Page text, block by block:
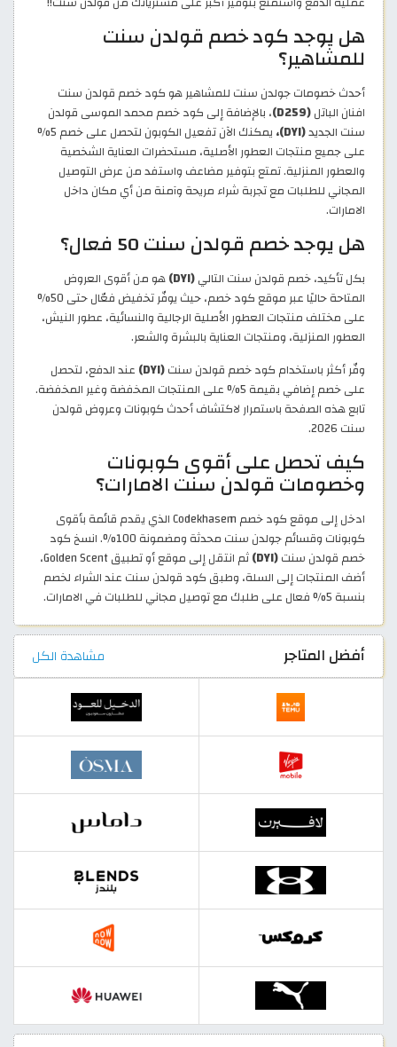
هل يوجد كود خصم قولدن سنت
للمشاهير؟
أحدث خصومات جولدن سنت للمشاهير هو كود خصم قولدن سنت
افنان الباتل(D259)
، بالإضافة إلى كود خصم محمد الموسى قولدن
سنت الجديد(DYI)،
يمكنك الآن تفعيل الكوبون لتحصل على خصم 5%
على جميع منتجات العطور الأصلية، مستحضرات العناية الشخصية
والعطور المنزلية. تمتع بتوفير مضاعف واستفد من عرض التوصيل
المجاني للطلبات مع تجربة شراء مريحة وآمنة من أي مكان داخل
الامارات.
هل يوجد خصم قولدن سنت 50 فعال؟
بكل تأكيد، خصم قولدن سنت التالي(DYI)
هو من أقوى العروض
المتاحة حاليًا عبر موقع كود خصم، حيث يوفّر تخفيض فعّال حتى 50%
على مختلف منتجات العطور الأصلية الرجالية والنسائية، عطور النيش،
العطور المنزلية، ومنتجات العناية بالبشرة والشعر.
وفّر أكثر باستخدام كود خصم قولدن سنت(DYI)
عند الدفع، لتحصل
على خصم إضافي بقيمة 5% على المنتجات المخفضة وغير المخفضة.
تابع هذه الصفحة باستمرار لاكتشاف أحدث كوبونات وعروض قولدن
سنت 2026.
كيف تحصل على أقوى كوبونات
وخصومات قولدن سنت الامارات؟
ادخل إلى موقع كود خصم Codekhasem الذي يقدم قائمة بأقوى
كوبونات وقسائم جولدن سنت محدثة ومضمونة 100%. انسخ كود
خصم قولدن سنت(DYI)
ثم انتقل إلى موقع أو تطبيق Golden Scent،
أضف المنتجات إلى السلة، وطبق كود قولدن سنت عند الشراء لخصم
بنسبة 5% فعال على طلبك مع توصيل مجاني للطلبات في الامارات.
أفضل المتاجر مشاهدة الكل